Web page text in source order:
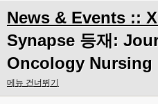
News & Events ::
Synapse 등재:
Oncology Nursing
메뉴 건너뛰기